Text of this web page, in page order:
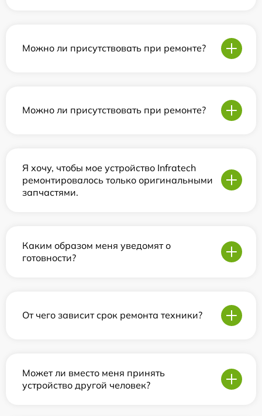
Можно ли присутствовать при ремонте?
Можно ли присутствовать при ремонте?
Я хочу, чтобы мое устройство Infratech
ремонтировалось только оригинальными
запчастями.
Каким образом меня уведомят о
готовности?
От чего зависит срок ремонта техники?
Может ли вместо меня принять
устройство другой человек?